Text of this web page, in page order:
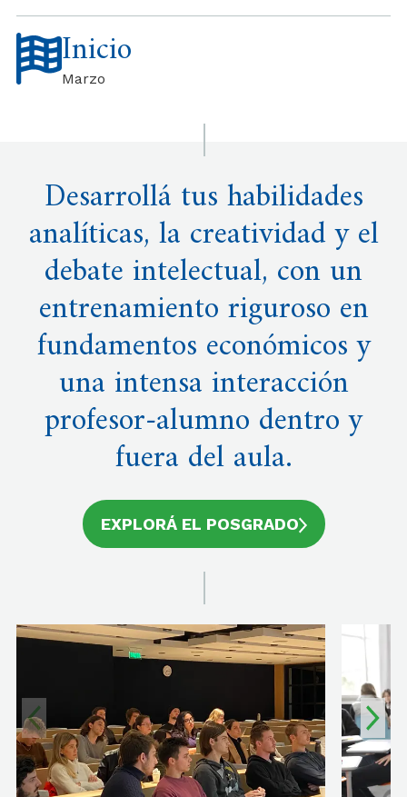
Inicio
Marzo
Desarrollá tus habilidades
analíticas, la creatividad y el
debate intelectual, con un
entrenamiento riguroso en
fundamentos económicos y
una intensa interacción
profesor-alumno dentro y
fuera del aula.
EXPLORÁ EL POSGRADO